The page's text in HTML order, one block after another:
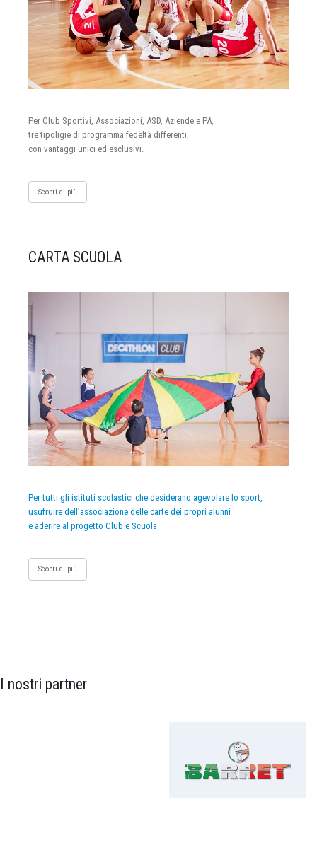
Per Club Sportivi, Associazioni, ASD, Aziende e PA,
tre tipoligie di programma fedeltà differenti,
con vantaggi unici ed esclusivi.
Scopri di più
CARTA SCUOLA
Per tutti gli istituti scolastici che desiderano agevolare lo sport,
usufruire dell’associazione delle carte dei propri alunni
e aderire al progetto Club e Scuola
Scopri di più
I nostri partner